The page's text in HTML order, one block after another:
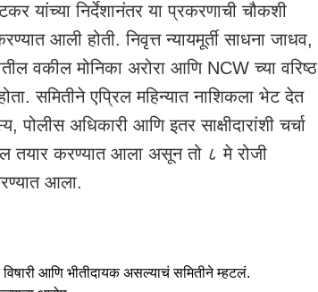
यांच्या निर्देशानंतर या प्रकरणाची चौकशी
आली होती. निवृत्त न्यायमूर्ती साधना जाधव,
वकील मोनिका अरोरा आणि NCW च्या वरिष्ठ
समितीने एप्रिल महिन्यात नाशिकला भेट देत
अधिकारी आणि इतर साक्षीदारांशी चर्चा
तयार करण्यात आला असून तो ८ मे रोजी
आला.
आणि भीतीदायक असल्याचं समितीने म्हटलं.